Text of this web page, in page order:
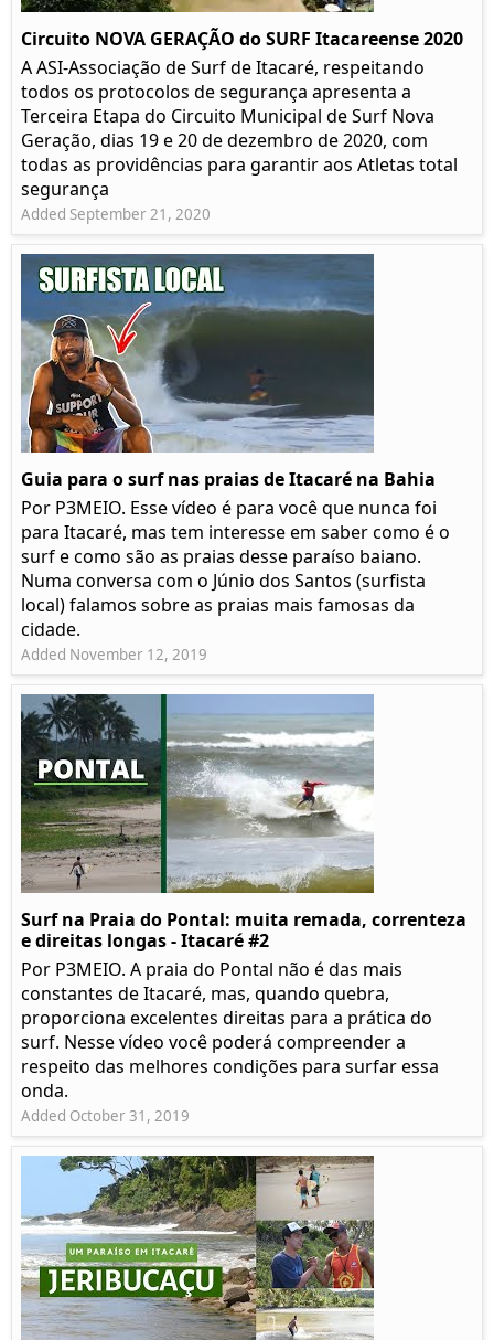
Circuito NOVA GERAÇÃO do SURF Itacareense 2020
A ASI-Associação de Surf de Itacaré, respeitando
todos os protocolos de segurança apresenta a
Terceira Etapa do Circuito Municipal de Surf Nova
Geração, dias 19 e 20 de dezembro de 2020, com
todas as providências para garantir aos Atletas total
segurança
Added September 21, 2020
Guia para o surf nas praias de Itacaré na Bahia
Por P3MEIO. Esse vídeo é para você que nunca foi
para Itacaré, mas tem interesse em saber como é o
surf e como são as praias desse paraíso baiano.
Numa conversa com o Júnio dos Santos (surfista
local) falamos sobre as praias mais famosas da
cidade.
Added November 12, 2019
Surf na Praia do Pontal: muita remada, correnteza
e direitas longas - Itacaré #2
Por P3MEIO. A praia do Pontal não é das mais
constantes de Itacaré, mas, quando quebra,
proporciona excelentes direitas para a prática do
surf. Nesse vídeo você poderá compreender a
respeito das melhores condições para surfar essa
onda.
Added October 31, 2019